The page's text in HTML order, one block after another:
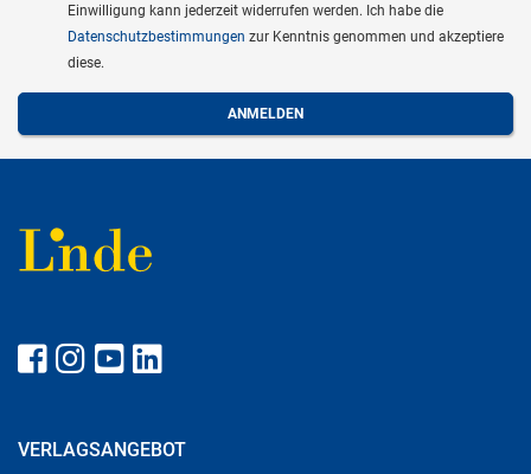
Einwilligung kann jederzeit widerrufen werden. Ich habe die
Datenschutzbestimmungen zur Kenntnis genommen und akzeptiere
diese.
VERLAGSANGEBOT